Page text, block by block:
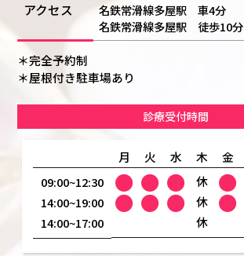
アクセス
名鉄常滑線多屋駅 車4分
名鉄常滑線多屋駅 徒歩10分
＊完全予約制
＊屋根付き駐車場あり
診療受付時間
月 火 水 木 金
09:00~12:30
● ● ● 休 ●
14:00~19:00
● ● ● 休 ●
14:00~17:00
休